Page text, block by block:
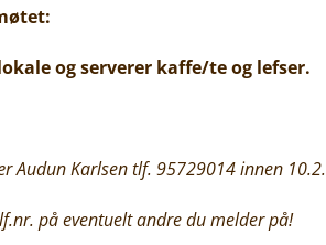
og serverer kaffe/te og lefser.
Audun Karlsen tlf. 95729014 innen 10.2.
på eventuelt andre du melder på!